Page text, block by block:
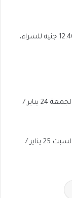
سعر الريال السعودي في البنك العربى الأفريقي: 12.46 جنيه للشراء،
سعر الريال السعودي داخل البنوك المصرية اليوم الجمعة 24 يناير /
سعر الريال السعودي داخل البنوك المصرية اليوم السبت 25 يناير /